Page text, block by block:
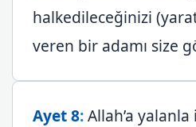
halkedileceğinizi
veren bir adamı size
Ayet 8:Allah’a